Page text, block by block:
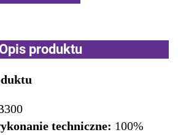
Opis produktu
techniczne: 100%